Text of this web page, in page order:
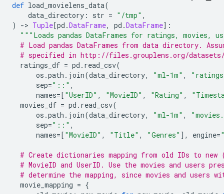
def load_movielens_data(
data_directory : str = "/tmp" ,
)
-> Tuple[pd .DataFrame, pd .DataFrame]:
"""Loads pandas DataFrames for ratings, movies,
# Load pandas DataFrames from data directory.
# specified in http://files.grouplens.org/datasets/
ratings_df = pd . read_csv(
os .path . join(data_directory, "ml-1m" ,
sep="::" ,
names=[ "UserID" , "MovieID" , "Rating" ,
movies_df = pd . read_csv(
os .path . join(data_directory, "ml-1m" ,
sep="::" ,
names=[ "MovieID" , "Title" , "Genres" ], engine=
# Create dictionaries mapping from old IDs to new
# MovieID and UserID. Use the movies and users
# determine the mapping, since movies and users
movie_mapping = {